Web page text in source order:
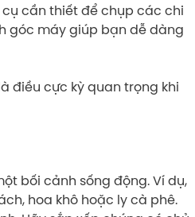
cần thiết để chụp các chi
góc máy giúp bạn dễ dàng
điều cực kỳ quan trọng khi
bối cảnh sống động. Ví dụ,
hoa khô hoặc ly cà phê.